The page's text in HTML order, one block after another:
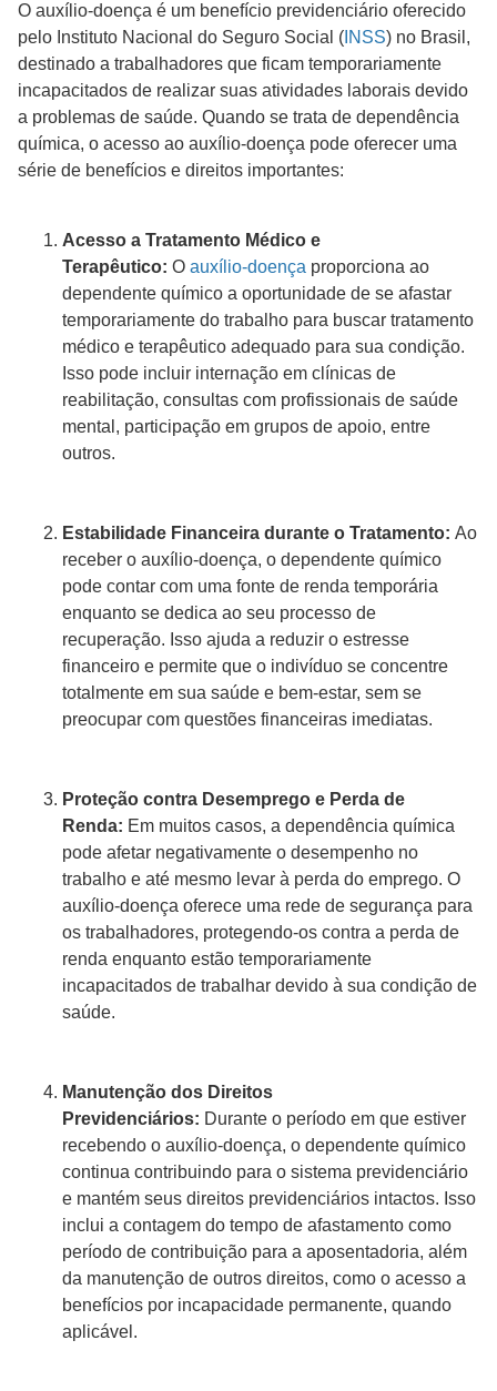
O auxílio-doença é um benefício previdenciário oferecido
pelo Instituto Nacional do Seguro Social ( INSS) no Brasil,
destinado a trabalhadores que ficam temporariamente
incapacitados de realizar suas atividades laborais devido
a problemas de saúde. Quando se trata de dependência
química, o acesso ao auxílio-doença pode oferecer uma
série de benefícios e direitos importantes:
Acesso a Tratamento Médico e
Terapêutico: O auxílio-doença proporciona ao
dependente químico a oportunidade de se afastar
temporariamente do trabalho para buscar tratamento
médico e terapêutico adequado para sua condição.
Isso pode incluir internação em clínicas de
reabilitação, consultas com profissionais de saúde
mental, participação em grupos de apoio, entre
outros.
Estabilidade Financeira durante o Tratamento: Ao
receber o auxílio-doença, o dependente químico
pode contar com uma fonte de renda temporária
enquanto se dedica ao seu processo de
recuperação. Isso ajuda a reduzir o estresse
financeiro e permite que o indivíduo se concentre
totalmente em sua saúde e bem-estar, sem se
preocupar com questões financeiras imediatas.
Proteção contra Desemprego e Perda de
Renda: Em muitos casos, a dependência química
pode afetar negativamente o desempenho no
trabalho e até mesmo levar à perda do emprego. O
auxílio-doença oferece uma rede de segurança para
os trabalhadores, protegendo-os contra a perda de
renda enquanto estão temporariamente
incapacitados de trabalhar devido à sua condição de
saúde.
Manutenção dos Direitos
Previdenciários: Durante o período em que estiver
recebendo o auxílio-doença, o dependente químico
continua contribuindo para o sistema previdenciário
e mantém seus direitos previdenciários intactos. Isso
inclui a contagem do tempo de afastamento como
período de contribuição para a aposentadoria, além
da manutenção de outros direitos, como o acesso a
benefícios por incapacidade permanente, quando
aplicável.